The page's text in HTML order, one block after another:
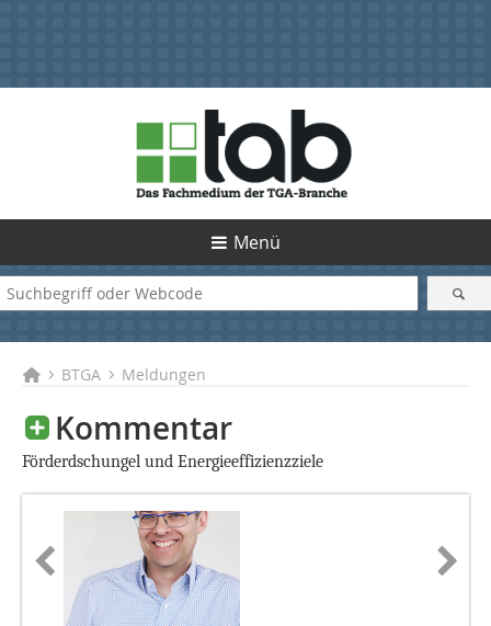
Menü
BTGA Meldungen
Kommentar
Förderdschungel und Energieeffizienzziele